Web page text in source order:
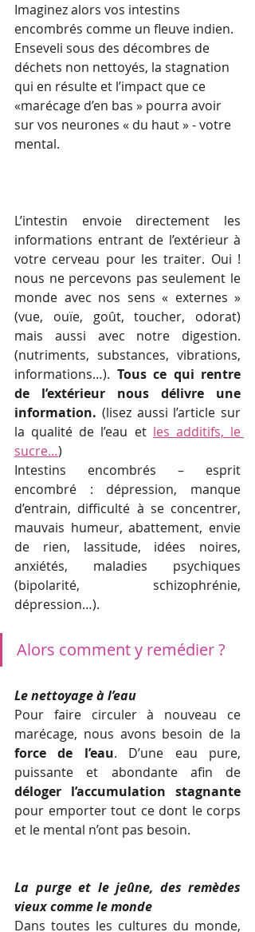
Imaginez alors vos intestins
encombrés comme un fleuve indien.
Enseveli sous des décombres de
déchets non nettoyés, la stagnation
qui en résulte et l’impact que ce
«marécage d’en bas » pourra avoir
sur vos neurones « du haut » - votre
mental.
L’intestin envoie directement les
informations entrant de l’extérieur à
votre cerveau pour les traiter. Oui !
nous ne percevons pas seulement le
monde avec nos sens « externes »
(vue, ouïe, goût, toucher, odorat)
mais aussi avec notre digestion.
(nutriments, substances, vibrations,
informations…). Tous ce qui rentre
de l’extérieur nous délivre une
information. (lisez aussi l’article sur
la qualité de l’eau et les additifs, le
sucre…)
Intestins encombrés – esprit
encombré : dépression, manque
d’entrain, difficulté à se concentrer,
mauvais humeur, abattement, envie
de rien, lassitude, idées noires,
anxiétés, maladies psychiques
(bipolarité, schizophrénie,
dépression…).
Alors comment y remédier ?
Le nettoyage à l’eau
Pour faire circuler à nouveau ce
force de l’eau. D’une eau pure,
déloger l’accumulation stagnante
pour emporter tout ce dont le corps
et le mental n’ont pas besoin.
La purge et le jeûne, des remèdes
vieux comme le monde
Dans toutes les cultures du monde,